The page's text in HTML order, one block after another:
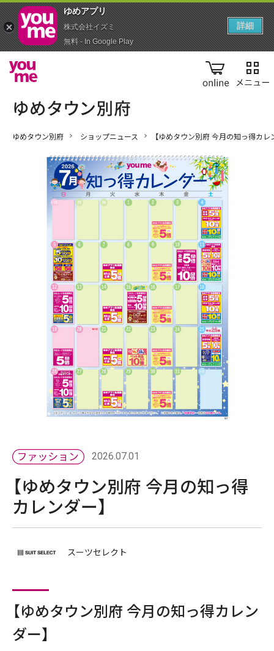
online
ゆめタウン別府 ショップニュース 【ゆめタウン別府 今月の知っ得カレ
2026.07.01
【ゆめタウン別府 今月の知っ得
カレンダー】
スーツセレクト
【ゆめタウン別府 今月の知っ得カレン
ダー】
ゆめアプ‪リ‬
株式会社イズミ
無料 - In Google Play
詳細